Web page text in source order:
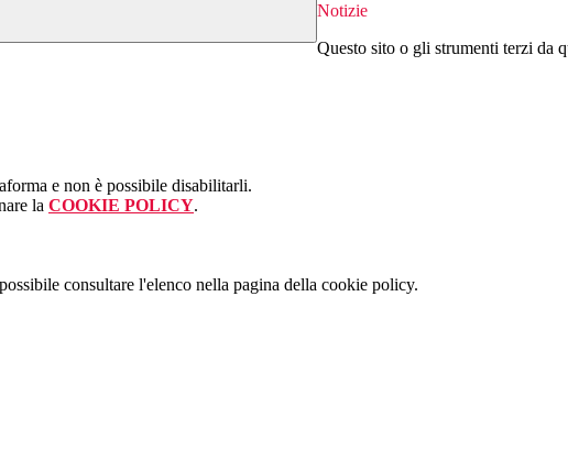
Notizie
Questo sito o gli strumenti terzi da
e non è possibile disabilitarli.
la COOKIE POLICY.
consultare l'elenco nella pagina della cookie policy.